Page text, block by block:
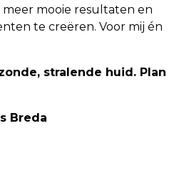
mooie resultaten en
te creëren. Voor mij én
stralende huid. Plan
Breda